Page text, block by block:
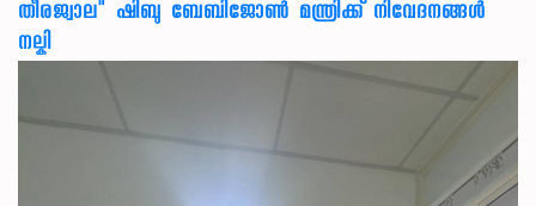
തീരജ്വാല" ഷിബു ബേബിജോൺ മന്ത്രിക്ക് നിവേദനങ്ങള്‍
നല്കി